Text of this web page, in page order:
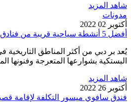
شاهد المزيد
مدونات
أكتوبر 02 2022
أفضل 5 أنشطة سياحية قريبة من فنادق سافوي دبي
يُعد بر دبي من أكثر المناطق
البستكية بشوارعها المتعرجة وفنونها
شاهد المزيد
أكتوبر 26 2022
فندق سافوي ميسور التكلفة لإقامة